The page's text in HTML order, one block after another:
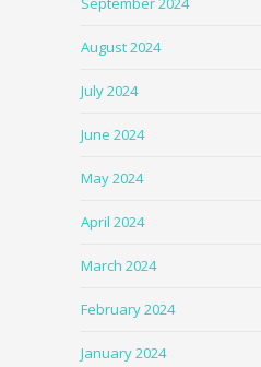
August 2024
July 2024
June 2024
May 2024
April 2024
March 2024
February 2024
January 2024